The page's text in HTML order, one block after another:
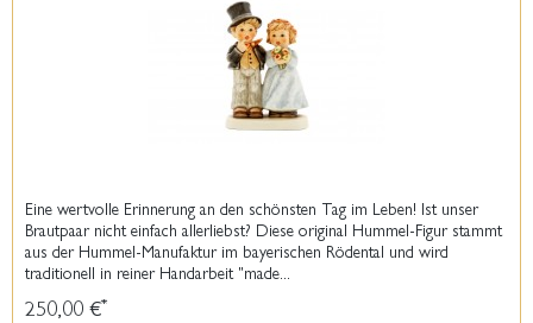
Eine wertvolle Erinnerung an den schönsten Tag im Leben! Ist unser
Brautpaar nicht einfach allerliebst? Diese original Hummel-Figur stammt
aus der Hummel-Manufaktur im bayerischen Rödental und wird
traditionell in reiner Handarbeit "made...
250,00 €*